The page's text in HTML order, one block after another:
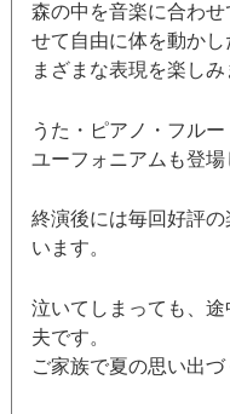
森の中を音楽に合わ
せて自由に体を動か
まざまな表現を楽しみ
うた・ピアノ・フル
ユーフォニアムも登場
終演後には毎回好評
います。
泣いてしまっても、
夫です。
ご家族で夏の思い出づ